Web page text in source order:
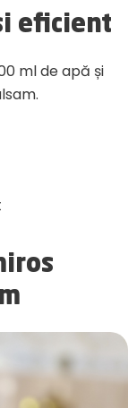
eficient
ml de apă și